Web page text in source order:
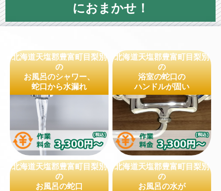
におまかせ！
北海道天塩郡豊富町目梨別
の
お風呂のシャワー、
蛇口から水漏れ
北海道天塩郡豊富町目梨別
の
浴室の蛇口の
ハンドルが固い
北海道天塩郡豊富町目梨別
の
お風呂の蛇口
北海道天塩郡豊富町目梨別
の
お風呂の水が